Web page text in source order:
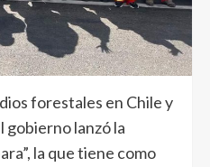
forestales en Chile y
gobierno lanzó la
la que tiene como